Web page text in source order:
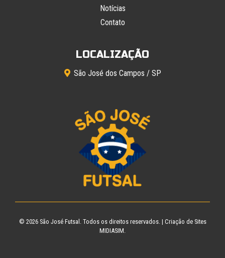
Notícias
Contato
LOCALIZAÇÃO
São José dos Campos / SP
© 2026 São José Futsal . Todos os direitos reservados. | Criação de Sites
MIDIASIM.